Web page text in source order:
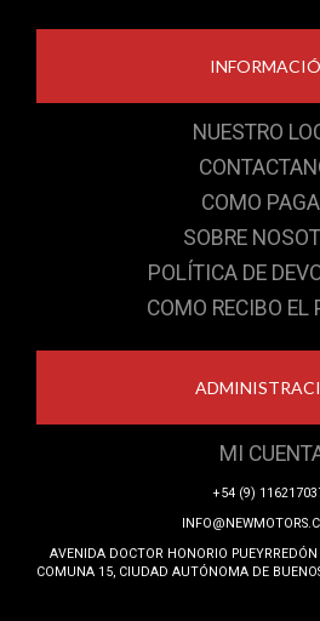
NUESTRO
COMO
SOBRE
POLÍTICA DE
COMO RECIBO EL
MI
+54 (9)
AVENIDA DOCTOR HONORIO PUEYRREDÓN
COMUNA 15, CIUDAD AUTÓNOMA DE